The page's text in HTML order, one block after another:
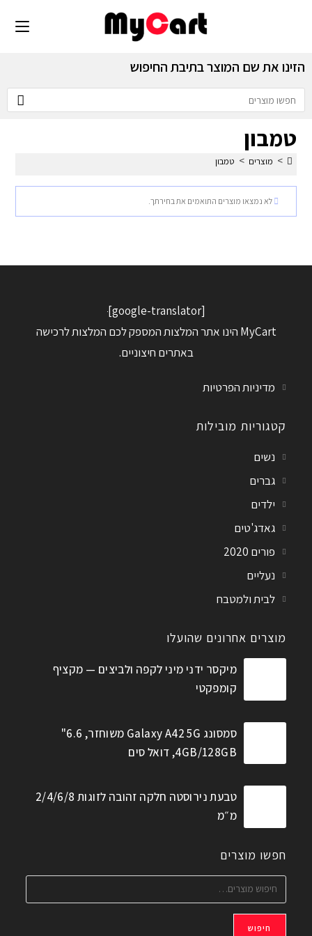
הזינו את שם המוצר בתיבת החיפוש
טמבון
> מוצרים > טמבון
לא נמצאו מוצרים התואמים את בחירתך.
[google-translator]
MyCart הינו אתר המלצות המספק לכם המלצות לרכישה
באתרים חיצוניים.
מדיניות הפרטיות
קטגוריות מובילות
נשים
גברים
ילדים
גאדג'טים
פורים 2020
נעליים
לבית ולמטבח
מוצרים אחרונים שהועלו
מיקסר ידני מיני לקפה ולביצים — מקציף
קומפקטי
סמסונג Galaxy A42 5G משוחזר, 6.6"
4GB/128GB, דואל סים
טבעת נירוסטה חלקה זהובה לזוגות 2/4/6/8
מ״מ
חפשו מוצרים
חיפוש